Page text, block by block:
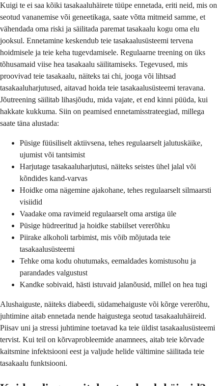
Kuigi te ei saa kõiki tasakaaluhäirete tüüpe ennetada, eriti neid, mis on
seotud vananemise või geneetikaga, saate võtta mitmeid samme, et
vähendada oma riski ja säilitada paremat tasakaalu kogu oma elu
jooksul. Ennetamine keskendub teie tasakaalusüsteemi tervena
hoidmisele ja teie keha tugevdamisele. Regulaarne treening on üks
tõhusamaid viise hea tasakaalu säilitamiseks. Tegevused, mis
proovivad teie tasakaalu, näiteks tai chi, jooga või lihtsad
tasakaaluharjutused, aitavad hoida teie tasakaalusüsteemi teravana.
Jõutreening säilitab lihasjõudu, mida vajate, et end kinni püüda, kui
hakkate kukkuma. Siin on peamised ennetamisstrateegiad, millega
saate täna alustada:
Püsige füüsiliselt aktiivsena, tehes regulaarselt jalutuskäike,
ujumist või tantsimist
Harjutage tasakaaluharjutusi, näiteks seistes ühel jalal või
kõndides kand-varvas
Hoidke oma nägemine ajakohane, tehes regulaarselt silmaarsti
visiidid
Vaadake oma ravimeid regulaarselt oma arstiga üle
Püsige hüdreeritud ja hoidke stabiilset vererõhku
Piirake alkoholi tarbimist, mis võib mõjutada teie
tasakaalusüsteemi
Tehke oma kodu ohutumaks, eemaldades komistusohu ja
parandades valgustust
Kandke sobivaid, hästi istuvaid jalanõusid, millel on hea tugi
Alushaiguste, näiteks diabeedi, südamehaiguste või kõrge vererõhu,
juhtimine aitab ennetada nende haigustega seotud tasakaaluhäireid.
Piisav uni ja stressi juhtimine toetavad ka teie üldist tasakaalusüsteemi
tervist. Kui teil on kõrvaprobleemide anamnees, aitab teie kõrvade
kaitsmine infektsiooni eest ja valjude helide vältimine säilitada teie
tasakaalu funktsiooni.